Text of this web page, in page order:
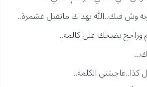
وش فيك..الله يهداك ماتقبل غشمرة..
وراجح يضحك على كالمه..
الكلمة..